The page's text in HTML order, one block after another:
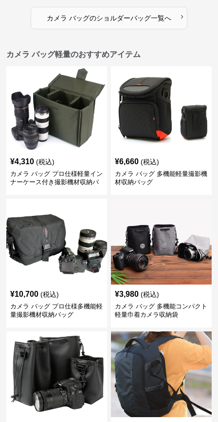
カメラ バッグのショルダーバッグ一覧へ ›
カメラ バッグ軽量のおすすめアイテム
¥4,310 (税込)
カメラ バッグ プロ仕様軽量イン
ナーケース付き撮影機材収納バ
¥6,660 (税込)
カメラ バッグ 多機能軽量撮影機
材収納バッグ
¥10,700 (税込)
カメラ バッグ プロ仕様多機能軽
量撮影機材収納バッグ
¥3,980 (税込)
カメラ バッグ 多機能コンパクト
軽量巾着カメラ収納袋